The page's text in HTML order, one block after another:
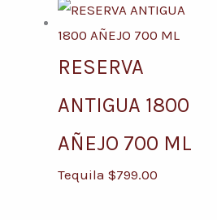
RESERVA
ANTIGUA 1800
AÑEJO 700 ML
Tequila $799.00